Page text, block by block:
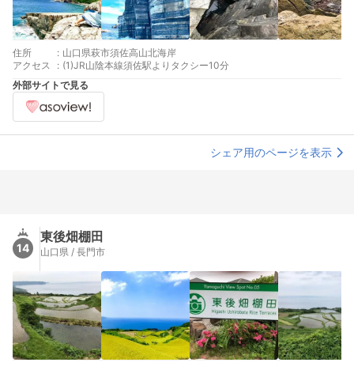
住所 : 山口県萩市須佐高山北海岸
アクセス
: (1)JR山陰本線須佐駅よりタクシー10分
外部サイトで見る
シェア用のページを表示
14
東後畑棚田
山口県 / 長門市